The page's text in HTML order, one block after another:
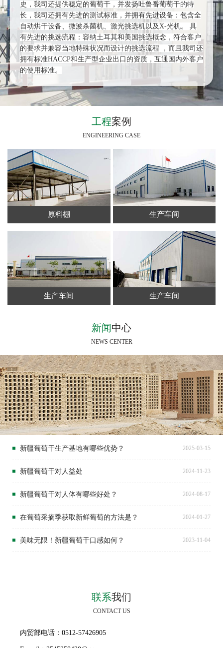
史，我司还提供稳定的葡萄干，并发扬吐鲁番葡萄干的特
长，我司还拥有先进的测试标准，并拥有先进设备：包含全
自动烘干设备、微波杀菌机、激光挑选机以及X-光机。 具
有先进的挑选流程：容纳土耳其和美国挑选概念，符合客户
的要求并兼容当地特殊状况而设计的挑选流程 ，而且我司还
拥有标准HACCP和生产型企业出口的资质，互通国内外客户
的使用标准。
工程案例
ENGINEERING CASE
原料棚 生产车间
生产车间 生产车间
新闻中心
NEWS CENTER
新疆葡萄干生产基地有哪些优势？ 2025-03-15
新疆葡萄干对人益处 2024-11-23
新疆葡萄干对人体有哪些好处？ 2024-08-17
在葡萄采摘季获取新鲜葡萄的方法是？ 2024-01-27
美味无限！新疆葡萄干口感如何？ 2023-11-04
联系我们
CONTACT US
内贸部电话：0512-57426905